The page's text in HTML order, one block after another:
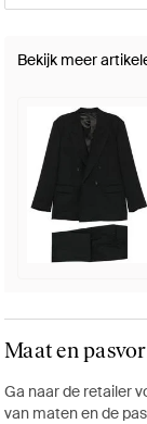
Bekijk meer
Maat en
Ga naar de retailer
van maten en de